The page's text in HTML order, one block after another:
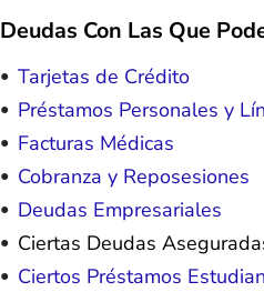
Deudas Con Las Que
Tarjetas de Crédito
Préstamos Personales y
Facturas Médicas
Cobranza y Reposesiones
Deudas Empresariales
Ciertas Deudas
Ciertos Préstamos